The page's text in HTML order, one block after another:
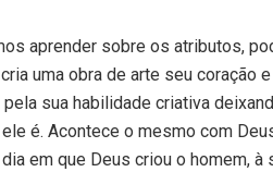
aprender sobre os atributos,
uma obra de arte seu coração
sua habilidade criativa
é. Acontece o mesmo com
em que Deus criou o homem, à